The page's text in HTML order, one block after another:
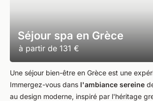
Séjour spa en Grèce
à partir de 131 €
Une séjour bien-être en Grèce est une
Immergez-vous dans l'ambiance sereine
au design moderne, inspiré par l'héritage